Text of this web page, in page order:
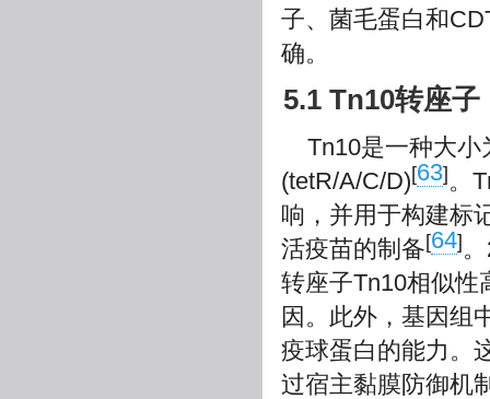
子、菌毛蛋白和
确。
5.1 Tn10转座子
Tn10是一种大
(tetR/A/C/D)[63]。
响，并用于构建标
活疫苗的制备[64]
转座子Tn10相似性
因。此外，基因组
疫球蛋白的能力。
过宿主黏膜防御机